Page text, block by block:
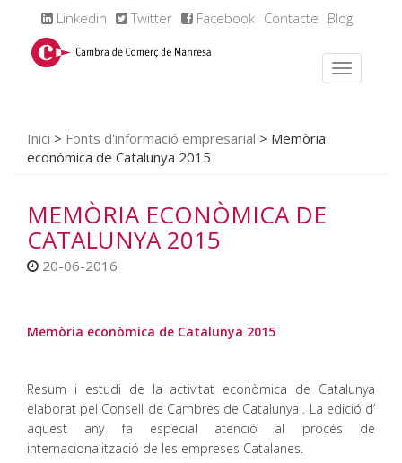
Linkedin Twitter Facebook Contacte Blog
Inici > Fonts d'informació empresarial > Memòria
econòmica de Catalunya 2015
MEMÒRIA ECONÒMICA DE
CATALUNYA 2015
20-06-2016
Memòria econòmica de Catalunya 2015
Resum i estudi de la activitat econòmica de Catalunya
elaborat pel Consell de Cambres de Catalunya . La edició d’
aquest any fa especial atenció al procés de
internacionalització de les empreses Catalanes.